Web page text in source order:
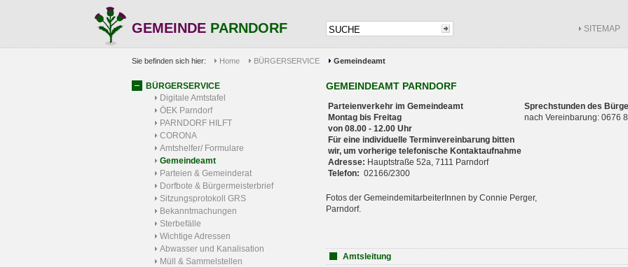
GEMEINDE PARNDORF SITEMAP
Sie befinden sich hier: Home BÜRGERSERVICE Gemeindeamt
BÜRGERSERVICE
Digitale Amtstafel
ÖEK Parndorf
PARNDORF HILFT
CORONA
Amtshelfer/ Formulare
Gemeindeamt
Parteien & Gemeinderat
Dorfbote & Bürgermeisterbrief
Sitzungsprotokoll GRS
Bekanntmachungen
Sterbefälle
Wichtige Adressen
Abwasser und Kanalisation
Müll & Sammelstellen
GEMEINDEAMT PARNDORF
Parteienverkehr im Gemeindeamt
Montag bis Freitag
von 08.00 - 12.00 Uhr
Für eine individuelle Terminvereinbarung bitten
wir, um vorherige telefonische Kontaktaufnahme
Adresse: Hauptstraße 52a, 7111 Parndorf
Telefon: 02166/2300
Sprechstunden des
nach Vereinbarung: 0676
Fotos der GemeindemitarbeiterInnen by Connie Perger,
Parndorf.
Amtsleitung